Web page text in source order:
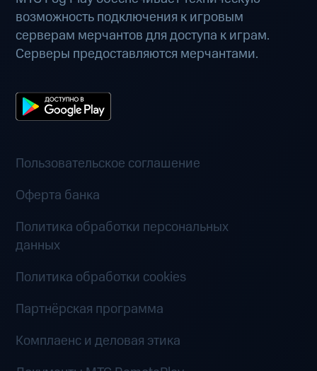
возможность подключения к игровым
серверам мерчантов для доступа к играм.
Серверы предоставляются мерчантами.
Пользовательское соглашение
Оферта банка
Политика обработки персональных
данных
Политика обработки cookies
Партнёрская программа
Комплаенс и деловая этика